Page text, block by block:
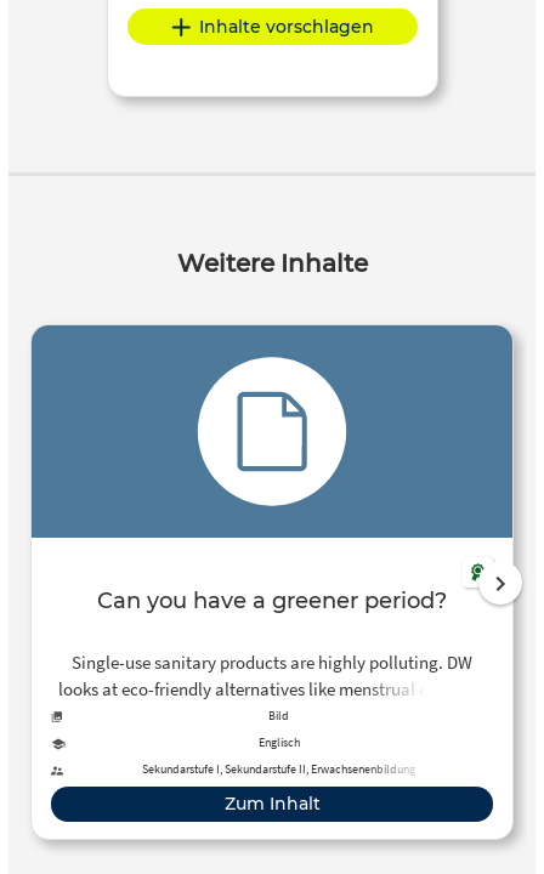
Inhalte vorschlagen
Weitere Inhalte
Can you have a greener period?
Single-use sanitary products are highly polluting. DW
looks at eco-friendly alternatives like menstrual cups and
period underwear to see how they fare.
Bild
Englisch
Sekundarstufe I, Sekundarstufe II, Erwachsenenbildung
Zum Inhalt